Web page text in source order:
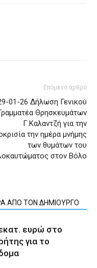
Επόμενο άρθρο
01-26 Δήλωση Γενικού
Θρησκευμάτων
Γ.Καλαντζή για την
την ημέρα μνήμης
των θυμάτων του
στον Βόλο
ΑΠΟ ΤΟΝ ΔΗΜΙΟΥΡΓΟ
ευρώ στο
για το